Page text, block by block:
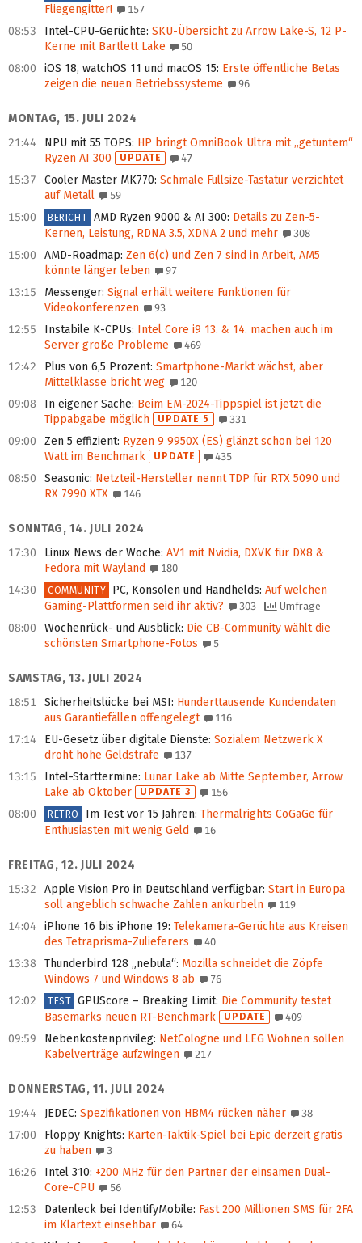
Fliegengitter!
157
08:53 Intel-CPU-Gerüchte: SKU-Übersicht zu Arrow Lake-S, 12 P-
Kerne mit Bartlett Lake
50
08:00 iOS 18, watchOS 11 und macOS 15: Erste öffentliche Betas
zeigen die neuen Betriebssysteme
96
MONTAG, 15. JULI 2024
21:44
NPU mit 55 TOPS: HP bringt OmniBook Ultra mit „getuntem“
Ryzen AI 300
UPDATE 47
15:37 Cooler Master MK770: Schmale Fullsize-Tastatur verzichtet
auf Metall
59
15:00 BERICHT AMD Ryzen 9000 & AI 300: Details zu Zen-5-
Kernen, Leistung, RDNA 3.5, XDNA 2 und mehr
308
15:00 AMD-Roadmap: Zen 6(c) und Zen 7 sind in Ar­beit, AM5
könnte länger leben
97
13:15 Messenger: Signal erhält weitere Funktionen für
Videokonferenzen
93
12:55 Instabile K-CPUs: Intel Core i9 13. & 14. machen auch im
Server große Probleme
469
12:42 Plus von 6,5 Prozent: Smartphone-Markt wächst, aber
Mittelklasse bricht weg
120
09:08 In eigener Sache: Beim EM-2024-Tippspiel ist jetzt die
Tippabgabe möglich
UPDATE 5 331
09:00 Zen 5 effizient: Ryzen 9 9950X (ES) glänzt schon bei 120
Watt im Benchmark
UPDATE 435
08:50 Seasonic: Netzteil-Hersteller nennt TDP für RTX 5090 und
RX 7990 XTX
146
SONNTAG, 14. JULI 2024
17:30
Linux News der Woche: AV1 mit Nvidia, DXVK für DX8 &
Fedora mit Wayland
180
14:30 COMMUNITY PC, Konsolen und Handhelds: Auf welchen
Gaming-Plattformen seid ihr aktiv?
303 Umfrage
08:00 Wochenrück- und Ausblick: Die CB-Community wählt die
schönsten Smartphone-Fotos
5
SAMSTAG, 13. JULI 2024
18:51
Sicherheitslücke bei MSI: Hunderttausende Kunden­daten
aus Garantie­fällen offen­gelegt
116
17:14 EU-Gesetz über digitale Dienste: Sozialem Netzwerk X
droht hohe Geldstrafe
137
13:15 Intel-Starttermine: Lunar Lake ab Mitte Sep­tem­ber, Arrow
Lake ab Oktober
UPDATE 3 156
08:00 RETRO Im Test vor 15 Jahren: Thermalrights CoGaGe für
Enthusiasten mit wenig Geld
16
FREITAG, 12. JULI 2024
15:32
Apple Vision Pro in Deutschland verfügbar: Start in Europa
soll angeblich schwache Zahlen ankurbeln
119
14:04 iPhone 16 bis iPhone 19: Telekamera-Gerüchte aus Kreisen
des Tetraprisma-Zulieferers
40
13:38 Thunderbird 128 „nebula“: Mozilla schneidet die Zöpfe
Windows 7 und Windows 8 ab
76
12:02 TEST GPUScore – Breaking Limit: Die Community testet
Basemarks neuen RT-Benchmark
UPDATE 409
09:59 Nebenkostenprivileg: NetCologne und LEG Wohnen sollen
Kabelverträge aufzwingen
217
DONNERSTAG, 11. JULI 2024
19:44
JEDEC: Spezifikationen von HBM4 rücken näher 38
17:00 Floppy Knights: Karten-Taktik-Spiel bei Epic derzeit gratis
zu haben
3
16:26 Intel 310: +200 MHz für den Partner der einsamen Dual-
Core-CPU
56
12:53 Datenleck bei IdentifyMobile: Fast 200 Millionen SMS für 2FA
im Klartext einsehbar
64